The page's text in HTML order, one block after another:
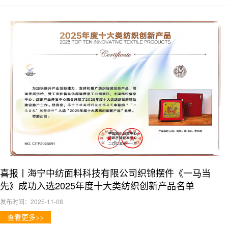
喜报丨海宁中纺面料科技有限公司织锦摆件《一马当
先》成功入选2025年度十大类纺织创新产品名单
发布时间：2025-11-08
查看更多>>